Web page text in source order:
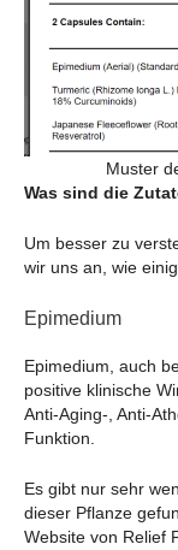
Muster
Was sind die
Um besser zu
wir uns an, wie
Epimedium
Epimedium, auch
positive klinische
Anti-Aging-, Anti-
Funktion.
Es gibt nur sehr
dieser Pflanze
Website von Relief